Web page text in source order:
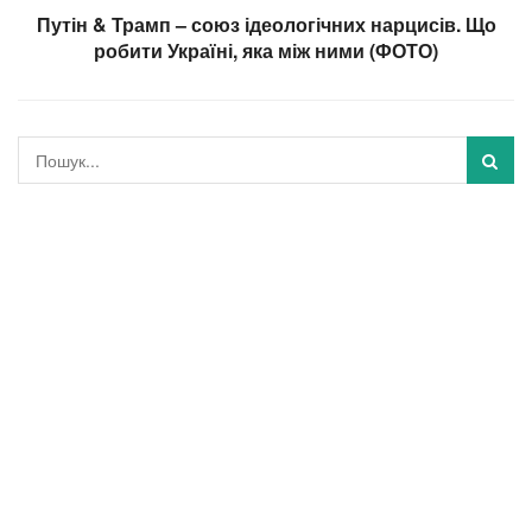
Путін & Трамп – союз ідеологічних нарцисів. Що
робити Україні, яка між ними (ФОТО)